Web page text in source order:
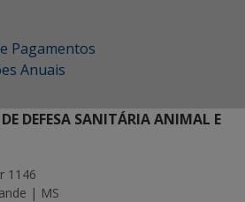
Pagamentos
Anuais
DEFESA SANITÁRIA ANIMAL E
1146
| MS